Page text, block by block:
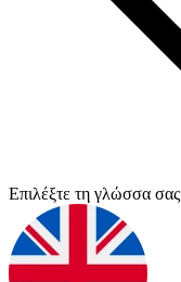
Επιλέξτε τη γλώσσα σας